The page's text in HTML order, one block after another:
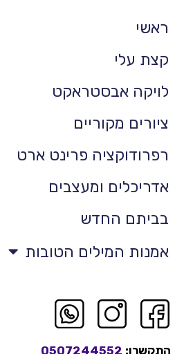
ראשי
קצת עלי
לויקה אבסטראקט
ציורים מקוריים
רפרודוקציה פרינט ארט
אדריכלים ומעצבים
בביתם החדש
אמנות המילים הטובות
התקשרו: 0507244552